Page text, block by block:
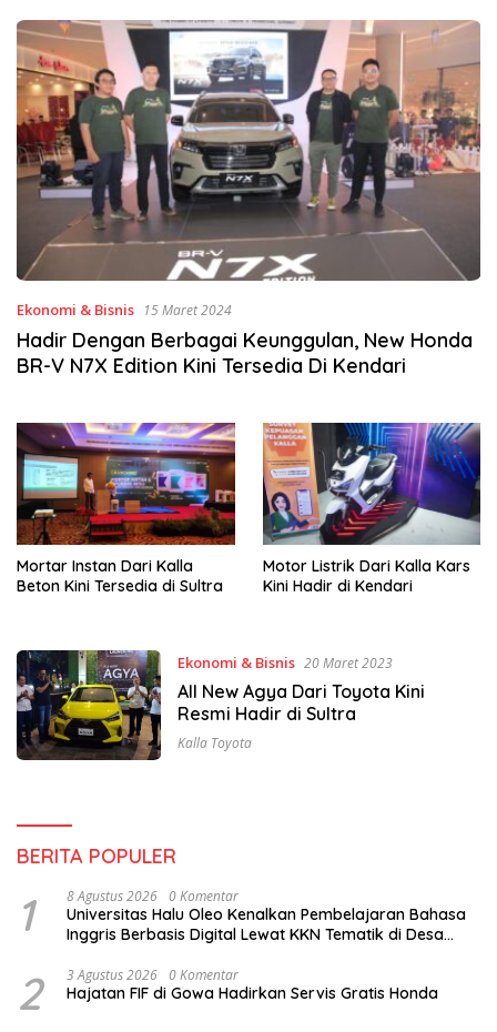
Ekonomi & Bisnis 15 Maret 2024
Hadir Dengan Berbagai Keunggulan, New Honda
BR-V N7X Edition Kini Tersedia Di Kendari
Mortar Instan Dari Kalla
Beton Kini Tersedia di Sultra
Motor Listrik Dari Kalla Kars
Kini Hadir di Kendari
Ekonomi & Bisnis 20 Maret 2023
All New Agya Dari Toyota Kini
Resmi Hadir di Sultra
Kalla Toyota
BERITA POPULER
1 8 Agustus 2026 0 Komentar
Universitas Halu Oleo Kenalkan Pembelajaran Bahasa
Inggris Berbasis Digital Lewat KKN Tematik di Desa
2 3 Agustus 2026 0 Komentar
Hajatan FIF di Gowa Hadirkan Servis Gratis Honda